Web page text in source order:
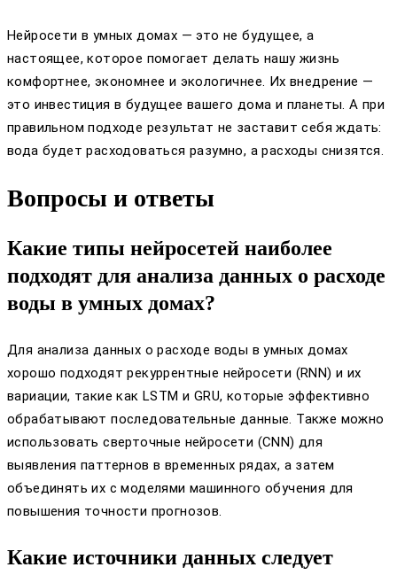
Нейросети в умных домах — это не будущее, а
настоящее, которое помогает делать нашу жизнь
комфортнее, экономнее и экологичнее. Их внедрение —
это инвестиция в будущее вашего дома и планеты. А при
правильном подходе результат не заставит себя ждать:
вода будет расходоваться разумно, а расходы снизятся.
Вопросы и ответы
Какие типы нейросетей наиболее
подходят для анализа данных о расходе
воды в умных домах?
Для анализа данных о расходе воды в умных домах
хорошо подходят рекуррентные нейросети (RNN) и их
вариации, такие как LSTM и GRU, которые эффективно
обрабатывают последовательные данные. Также можно
использовать сверточные нейросети (CNN) для
выявления паттернов в временных рядах, а затем
объединять их с моделями машинного обучения для
повышения точности прогнозов.
Какие источники данных следует